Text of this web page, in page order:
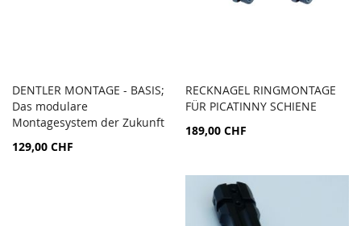
Ajouter au panier
AJOUTER
AU
COMPARATEUR
DENTLER MONTAGE - BASIS;
Das modulare
Montagesystem der Zukunft
129,00 CHF
Ajouter au panier
RECKNAGEL RINGMONTAGE
FÜR PICATINNY SCHIENE
189,00 CHF